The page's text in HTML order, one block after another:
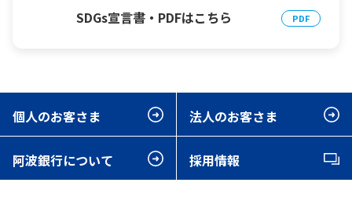
SDGs宣言書・PDFはこちら
個人のお客さま 法人のお客さま
阿波銀行について 採用情報